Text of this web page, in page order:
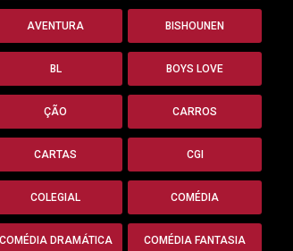
AVENTURA BISHOUNEN
BL BOYS LOVE
ÇÃO CARROS
CARTAS CGI
COLEGIAL COMÉDIA
COMÉDIA DRAMÁTICA COMÉDIA FANTASIA